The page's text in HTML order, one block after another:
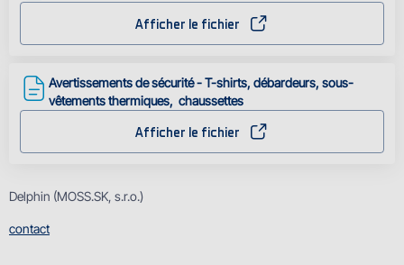
Afficher le fichier
Avertissements de sécurité - T-shirts, débardeurs, sous-
vêtements thermiques, chaussettes
Afficher le fichier
Delphin (MOSS.SK, s.r.o.)
contact